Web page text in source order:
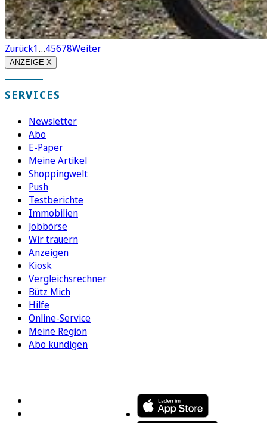
Zurück1…45678Weiter
ANZEIGE X
SERVICES
Newsletter
Abo
E-Paper
Meine Artikel
Shoppingwelt
Push
Testberichte
Immobilien
Jobbörse
Wir trauern
Anzeigen
Kiosk
Vergleichsrechner
Bütz Mich
Hilfe
Online-Service
Meine Region
Abo kündigen